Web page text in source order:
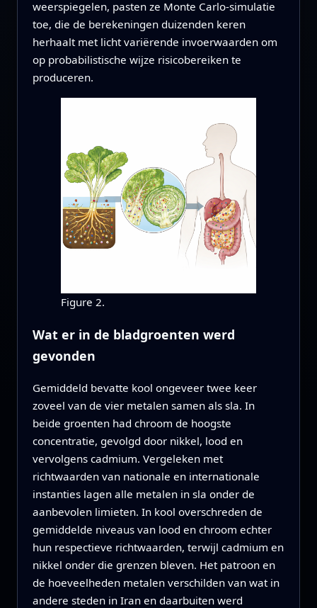
weerspiegelen, pasten ze Monte Carlo‑simulatie
toe, die de berekeningen duizenden keren
herhaalt met licht variërende invoerwaarden om
op probabilistische wijze risicobereiken te
produceren.
Figure 2.
Wat er in de bladgroenten werd
gevonden
Gemiddeld bevatte kool ongeveer twee keer
zoveel van de vier metalen samen als sla. In
beide groenten had chroom de hoogste
concentratie, gevolgd door nikkel, lood en
vervolgens cadmium. Vergeleken met
richtwaarden van nationale en internationale
instanties lagen alle metalen in sla onder de
aanbevolen limieten. In kool overschreden de
gemiddelde niveaus van lood en chroom echter
hun respectieve richtwaarden, terwijl cadmium en
nikkel onder die grenzen bleven. Het patroon en
de hoeveelheden metalen verschilden van wat in
andere steden in Iran en daarbuiten werd